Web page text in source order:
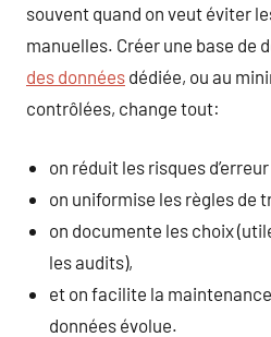
souvent quand on veut éviter
manuelles. Créer une base de
des données dédiée, ou au
contrôlées, change tout:
on réduit les risques
on uniformise les règles de
on documente les choix
les audits),
et on facilite la
données évolue.